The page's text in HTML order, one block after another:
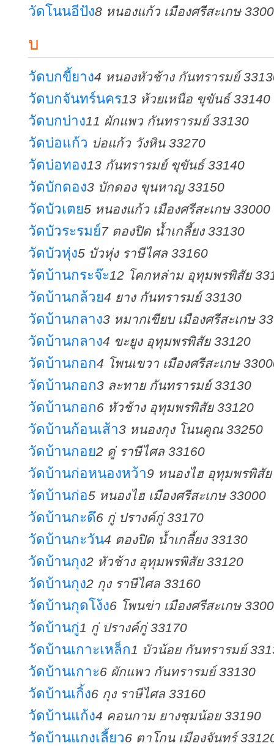
วัดโนนอีปัง8 หนองแก้ว เมืองศรีสะเกษ
บ
วัดบกขี้ยาง4 หนองหัวช้าง กันทรารมย์
วัดบกจันทร์นคร13 ห้วยเหนือ ขุขันธ์ 33140
วัดบกบ่าง11 ผักแพว กันทรารมย์ 33130
วัดบ่อแก้ว บ่อแก้ว วังหิน 33270
วัดบ่อทอง13 กันทรารมย์ ขุขันธ์ 33140
วัดบักดอง3 บักดอง ขุนหาญ 33150
วัดบัวเตย5 หนองแก้ว เมืองศรีสะเกษ 33000
วัดบัวระรมย์7 ตองปิด น้ำเกลี้ยง 33130
วัดบัวหุ่ง5 บัวหุ่ง ราษีไศล 33160
วัดบ้านกระจ๊ะ12 โคกหล่าม อุทุมพรพิสัย
วัดบ้านกล้วย4 ยาง กันทรารมย์ 33130
วัดบ้านกลาง3 หมากเขียบ เมืองศรีสะเกษ
วัดบ้านกลาง4 ขะยูง อุทุมพรพิสัย 33120
วัดบ้านกอก4 โพนเขวา เมืองศรีสะเกษ
วัดบ้านกอก3 ละทาย กันทรารมย์ 33130
วัดบ้านกอก6 หัวช้าง อุทุมพรพิสัย 33120
วัดบ้านก้อนเส้า3 หนองกุง โนนคูณ 33250
วัดบ้านกอย2 ดู่ ราษีไศล 33160
วัดบ้านก่อหนองหว้า9 หนองไฮ อุทุมพรพิสัย
วัดบ้านก่อ5 หนองไฮ เมืองศรีสะเกษ 33000
วัดบ้านกะดึ6 กู่ ปรางค์กู่ 33170
วัดบ้านกะวัน4 ตองปิด น้ำเกลี้ยง 33130
วัดบ้านกุง2 หัวช้าง อุทุมพรพิสัย 33120
วัดบ้านกุง2 กุง ราษีไศล 33160
วัดบ้านกุดโง้ง6 โพนข่า เมืองศรีสะเกษ
วัดบ้านกู่1 กู่ ปรางค์กู่ 33170
วัดบ้านเกาะเหล็ก1 บัวน้อย กันทรารมย์
วัดบ้านเกาะ6 ผักแพว กันทรารมย์ 33130
วัดบ้านเกิ้ง6 กุง ราษีไศล 33160
วัดบ้านแก้ง4 คอนกาม ยางชุมน้อย 33190
วัดบ้านแกงเลี้ยว6 ตาโกน เมืองจันทร์